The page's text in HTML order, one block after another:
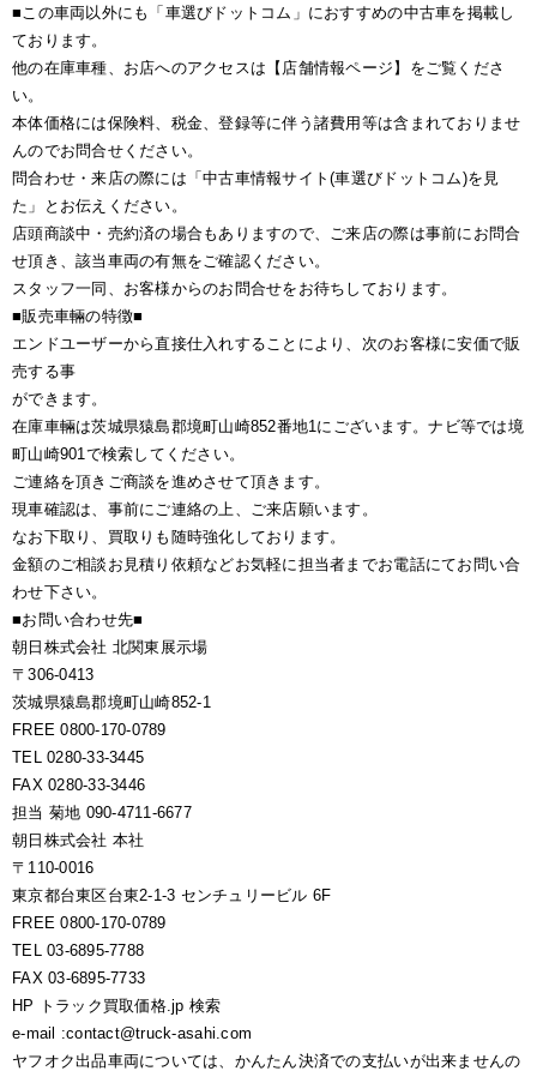
■この車両以外にも「車選びドットコム」におすすめの中古車を掲載し
ております。
他の在庫車種、お店へのアクセスは【店舗情報ページ】をご覧くださ
い。
本体価格には保険料、税金、登録等に伴う諸費用等は含まれておりませ
んのでお問合せください。
問合わせ・来店の際には「中古車情報サイト(車選びドットコム)を見
た」とお伝えください。
店頭商談中・売約済の場合もありますので、ご来店の際は事前にお問合
せ頂き、該当車両の有無をご確認ください。
スタッフ一同、お客様からのお問合せをお待ちしております。
■販売車輛の特徴■
エンドユーザーから直接仕入れすることにより、次のお客様に安価で販
売する事
ができます。
在庫車輛は茨城県猿島郡境町山崎852番地1にございます。ナビ等では境
町山崎901で検索してください。
ご連絡を頂きご商談を進めさせて頂きます。
現車確認は、事前にご連絡の上、ご来店願います。
なお下取り、買取りも随時強化しております。
金額のご相談お見積り依頼などお気軽に担当者までお電話にてお問い合
わせ下さい。
■お問い合わせ先■
朝日株式会社 北関東展示場
〒306-0413
茨城県猿島郡境町山崎852-1
FREE 0800-170-0789
TEL 0280-33-3445
FAX 0280-33-3446
担当 菊地 090-4711-6677
朝日株式会社 本社
〒110-0016
東京都台東区台東2-1-3 センチュリービル 6F
FREE 0800-170-0789
TEL 03-6895-7788
FAX 03-6895-7733
HP トラック買取価格.jp 検索
e-mail :contact@truck-asahi.com
ヤフオク出品車両については、かんたん決済での支払いが出来ませんの